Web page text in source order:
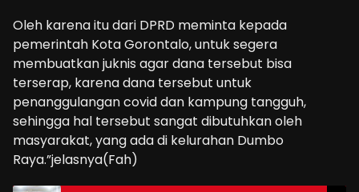
Oleh karena itu dari DPRD meminta kepada
pemerintah Kota Gorontalo, untuk segera
membuatkan juknis agar dana tersebut bisa
terserap, karena dana tersebut untuk
penanggulangan covid dan kampung tangguh,
sehingga hal tersebut sangat dibutuhkan oleh
masyarakat, yang ada di kelurahan Dumbo
Raya.”jelasnya(Fah)